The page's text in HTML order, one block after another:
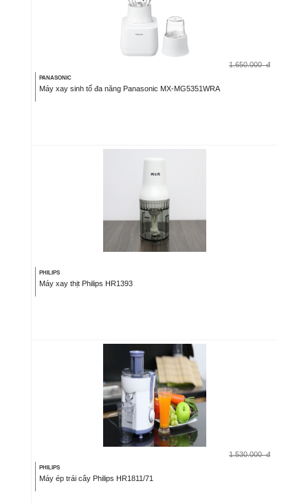
1.650.000 đ
PANASONIC
Máy xay sinh tố đa năng Panasonic MX-MG5351WRA
PHILIPS
Máy xay thịt Philips HR1393
1.530.000 đ
PHILIPS
Máy ép trái cây Philips HR1811/71